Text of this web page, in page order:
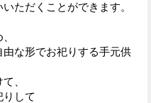
ただくことができます。
な形でお祀りする手元供
、
りして